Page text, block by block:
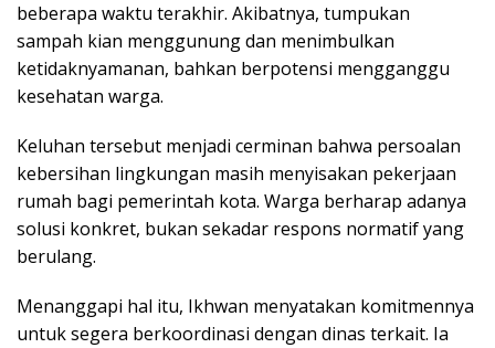
beberapa waktu terakhir. Akibatnya, tumpukan
sampah kian menggunung dan menimbulkan
ketidaknyamanan, bahkan berpotensi mengganggu
kesehatan warga.
Keluhan tersebut menjadi cerminan bahwa persoalan
kebersihan lingkungan masih menyisakan pekerjaan
rumah bagi pemerintah kota. Warga berharap adanya
solusi konkret, bukan sekadar respons normatif yang
berulang.
Menanggapi hal itu, Ikhwan menyatakan komitmennya
untuk segera berkoordinasi dengan dinas terkait. Ia